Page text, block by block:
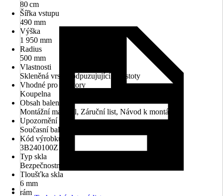
80 cm
Šířka vstupu
490 mm
Výška
1 950 mm
Radius
500 mm
Vlastnosti
Skleněná vrstva odpuzujující nečistoty
Vhodné pro prostory
Koupelna
Obsah balení
Montážní materiál, Záruční list, Návod k montáži
Upozornění
Současní balení není sprchová vanička a sifon
Kód výrobku
3B240100Z1
Typ skla
Bezpečnostní sklo
Tloušťka skla
6 mm
rám